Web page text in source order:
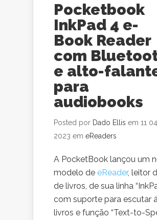
Pocketbook
InkPad 4 e-
Book Reader
com
e alto-
para
audiobooks
Posted por Dado Ellis em 11 04,
2023 em eReaders
A PocketBook lançou um
modelo de eReader, leitor
de livros, de sua linha
com suporte para escutar
livros e função “Text-to-